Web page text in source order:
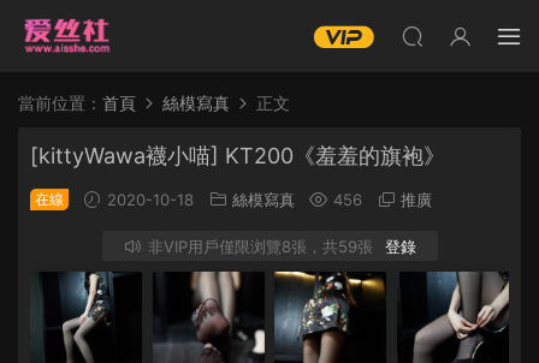
當前位置： 首頁 絲模寫真 正文
[kittyWawa襪小喵] KT200《羞羞的旗袍》
在線 2020-10-18 絲模寫真 456 推廣
非VIP用戶僅限浏覽8張，共59張 登錄